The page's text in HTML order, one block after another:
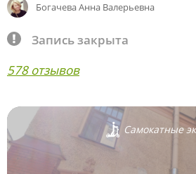
Богачева Анна Валерьевна
Запись закрыта
578 отзывов
Самокатные